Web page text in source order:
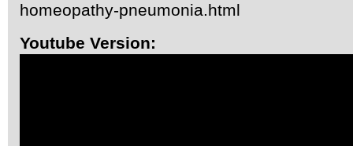
homeopathy-pneumonia.html
Youtube Version: